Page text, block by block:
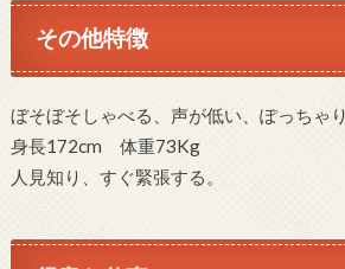
その他特徴
ぼそぼそしゃべる、声が低い、ぽっちゃり
身長172cm 体重73Kg
人見知り、すぐ緊張する。